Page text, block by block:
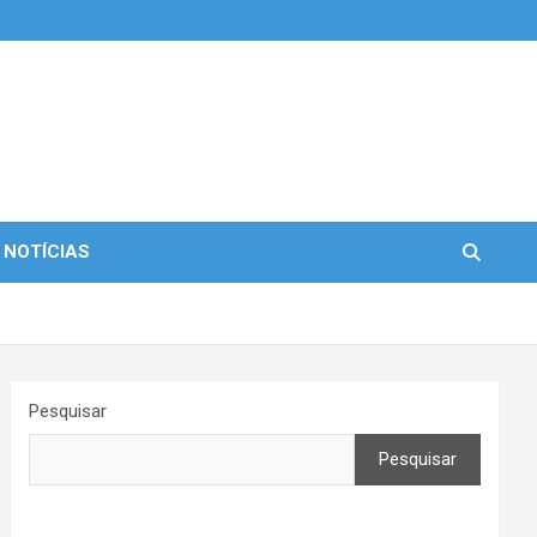
Pesquisar
Pesquisar